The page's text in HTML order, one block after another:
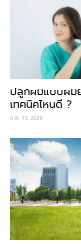
ปลูกผมแบบผม
เทคนิคไหนดี ?
ก.ค. 15, 2026